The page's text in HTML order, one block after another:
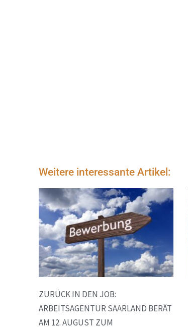
Weitere interessante Artikel:
ZURÜCK IN DEN JOB:
ARBEITSAGENTUR SAARLAND BERÄT
AM 12. AUGUST ZUM